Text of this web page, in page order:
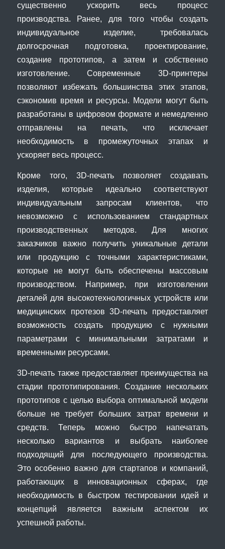
существенно ускорить весь процесс
производства. Ранее, для того чтобы создать
индивидуальное изделие, требовалась
долгосрочная подготовка, проектирование,
создание прототипов, а затем и собственно
изготовление. Современные 3D-принтеры
позволяют избежать большинства этих этапов,
сэкономив время и ресурсы. Модели могут быть
разработаны в цифровом формате и немедленно
отправлены на печать, что исключает
необходимость в промежуточных этапах и
ускоряет весь процесс.
Кроме того, 3D-печать позволяет создавать
изделия, которые идеально соответствуют
индивидуальным запросам клиентов, что
невозможно с использованием стандартных
производственных методов. Для многих
заказчиков важно получить уникальные детали
или продукцию с точными характеристиками,
которые не могут быть обеспечены массовым
производством. Например, при изготовлении
деталей для высокотехнологичных устройств или
медицинских протезов 3D-печать предоставляет
возможность создать продукцию с нужными
параметрами с минимальными затратами и
временными ресурсами.
3D-печать также предоставляет преимущества на
стадии прототипирования. Создание нескольких
прототипов с целью выбора оптимальной модели
больше не требует больших затрат времени и
средств. Теперь можно быстро напечатать
несколько вариантов и выбрать наиболее
подходящий для последующего производства.
Это особенно важно для стартапов и компаний,
работающих в инновационных сферах, где
необходимость в быстром тестировании идей и
концепций является важным аспектом их
успешной работы.